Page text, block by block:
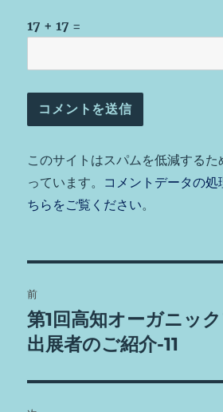
17 + 17 =
このサイトはスパムを低減する
っています。 コメントデータの処
ちらをご覧ください。
稿
ナ
ビ
前
前
の
稿:
第1回高知オーガニッ
出展者のご紹介-11